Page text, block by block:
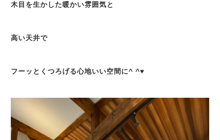
木目を生かした暖かい雰囲気と
高い天井で
フーッとくつろげる心地いい空間に^ ^♥